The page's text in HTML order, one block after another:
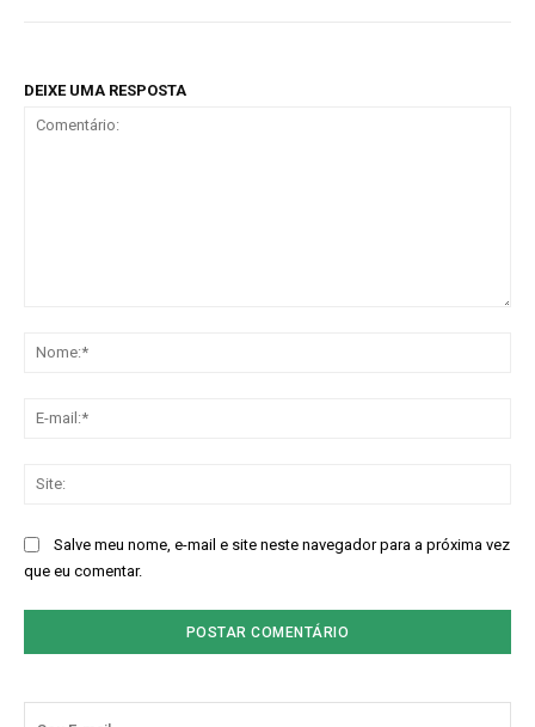
Assine nosso site e tenha acessos
Grátis
Gratuitamente / para sempre
DEIXE UMA RESPOSTA
Salve meu nome, e-mail e site neste navegador para a próxima vez
que eu comentar.